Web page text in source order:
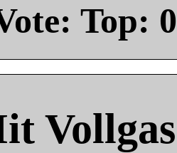
Top: 0